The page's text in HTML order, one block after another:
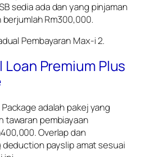
sedia ada dan yang pinjaman
Rm300,000.
Pembayaran Max-i 2.
Loan Premium Plus
adalah pakej yang
tawaran pembiayaan
Overlap dan
payslip amat sesuai